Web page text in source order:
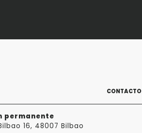
CONTACTO
permanente
16, 48007 Bilbao